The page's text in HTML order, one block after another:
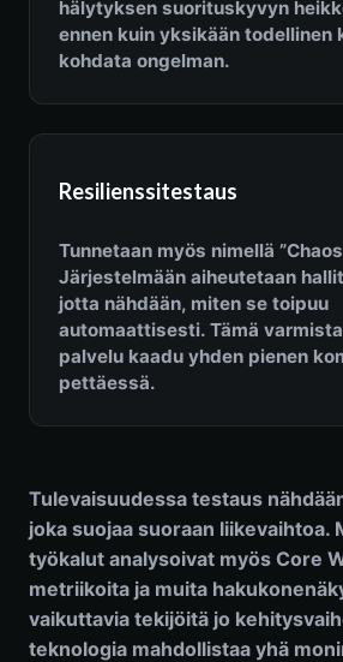
hälytyksen suorituskyvyn
ennen kuin yksikään todellinen
kohdata ongelman.
Resilienssitestaus
Tunnetaan myös nimellä
Järjestelmään aiheutetaan
jotta nähdään, miten se toipuu
automaattisesti. Tämä
palvelu kaadu yhden pienen
pettäessä.
Tulevaisuudessa testaus
joka suojaa suoraan liikevaihtoa.
työkalut analysoivat myös Core
metriikoita ja muita
vaikuttavia tekijöitä jo
teknologia mahdollistaa yhä